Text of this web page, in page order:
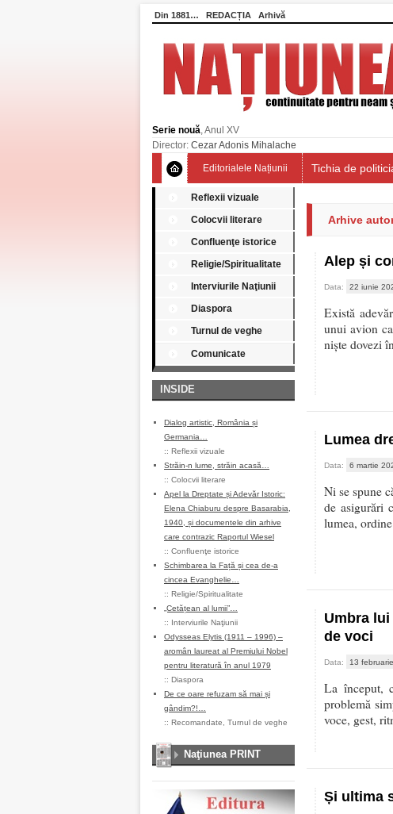
Din 1881… REDACȚIA Arhivă
Serie nouă, Anul XV
Director: Cezar Adonis Mihalache
Editorialele Națiunii Tichia de
Reflexii vizuale
Colocvii literare
Confluenţe istorice
Religie/Spiritualitate
Interviurile Naţiunii
Diaspora
Turnul de veghe
Comunicate
INSIDE
Dialog artistic, România și
Germania…
:: Reflexii vizuale
Străin-n lume, străin acasă…
:: Colocvii literare
Apel la Dreptate și Adevăr Istoric:
Elena Chiaburu despre Basarabia,
1940, și documentele din arhive
care contrazic Raportul Wiesel
:: Confluenţe istorice
Schimbarea la Față și cea de-a
cincea Evanghelie…
:: Religie/Spiritualitate
„Cetățean al lumii”…
:: Interviurile Naţiunii
Odysseas Elytis (1911 – 1996) –
aromân laureat al Premiului Nobel
pentru literatură în anul 1979
:: Diaspora
De ce oare refuzam să mai și
gândim?!…
:: Recomandate Turnul de veghe
Naţiunea PRINT
Arhive
Alep și
Data: 22 iunie
Există
unui avion
niște dovezi
Lumea
Data: 6 martie
Ni se spune
de asigurări
lumea,
Umbra
de voci
Data: 13
La început,
problemă
voce, gest,
Și ultima